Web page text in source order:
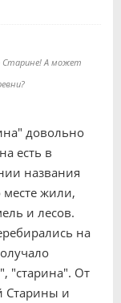
Старине! А может
довольно
есть в
названия
месте жили,
и лесов.
на
"старина". От
Старины и